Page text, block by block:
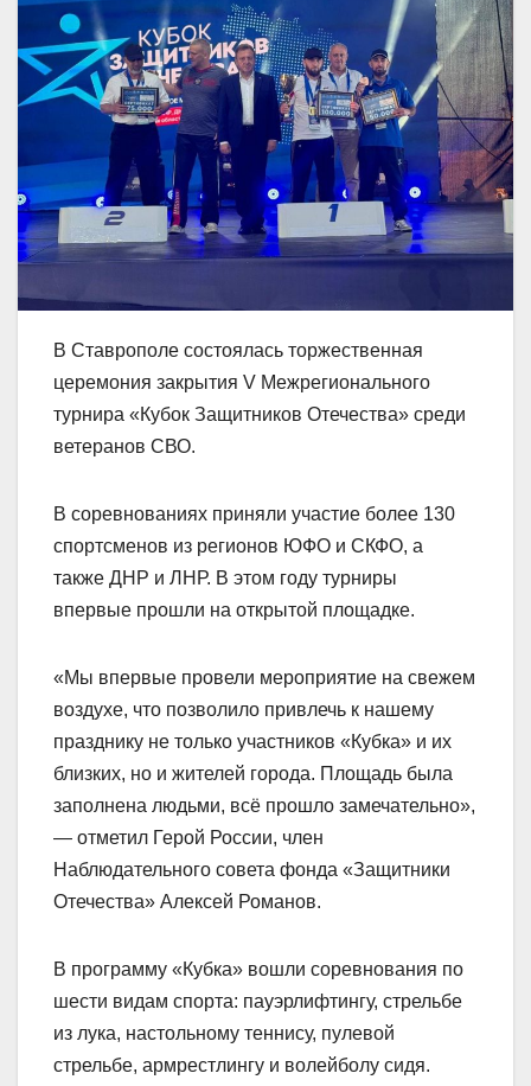
В Ставрополе состоялась торжественная
церемония закрытия V Межрегионального
турнира «Кубок Защитников Отечества» среди
ветеранов СВО.
В соревнованиях приняли участие более 130
спортсменов из регионов ЮФО и СКФО, а
также ДНР и ЛНР. В этом году турниры
впервые прошли на открытой площадке.
«Мы впервые провели мероприятие на свежем
воздухе, что позволило привлечь к нашему
празднику не только участников «Кубка» и их
близких, но и жителей города. Площадь была
заполнена людьми, всё прошло замечательно»,
— отметил Герой России, член
Наблюдательного совета фонда «Защитники
Отечества» Алексей Романов.
В программу «Кубка» вошли соревнования по
шести видам спорта: пауэрлифтингу, стрельбе
из лука, настольному теннису, пулевой
стрельбе, армрестлингу и волейболу сидя.